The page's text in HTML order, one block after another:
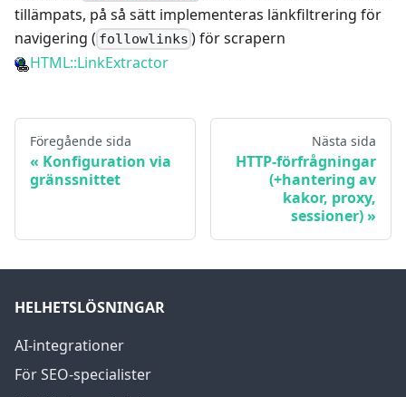
tillämpats, på så sätt implementeras länkfiltrering för
navigering ( followlinks ) för scrapern
HTML::LinkExtractor
Föregående sida
Konfiguration via
gränssnittet
Nästa sida
HTTP-förfrågningar
(+hantering av
kakor, proxy,
sessioner)
HELHETSLÖSNINGAR
AI-integrationer
För SEO-specialister